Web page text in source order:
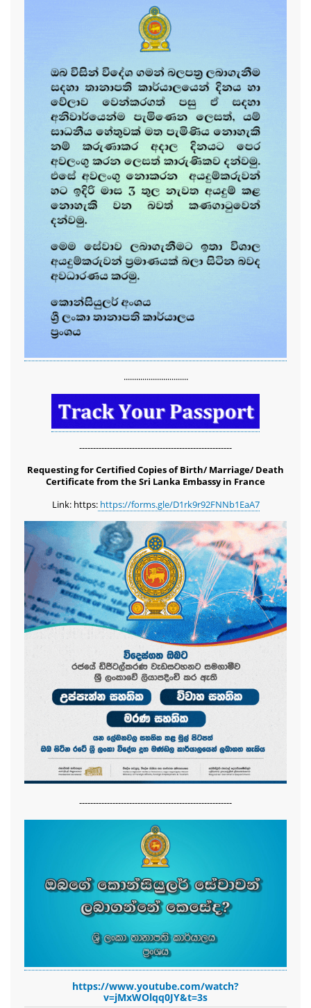
...............................
-------------------------------------------------------
Requesting for Certified Copies of Birth/ Marriage/ Death
Certificate from the Sri Lanka Embassy in France
Link: https:https://forms.gle/D1rk9r92FNNb1EaA7
-------------------------------------------------------
https://www.youtube.com/watch?
v=jMxWOlqq0JY&t=3s